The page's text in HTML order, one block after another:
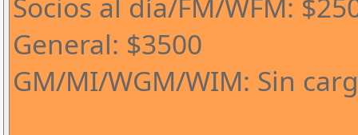
General: $3500
GM/MI/WGM/WIM: Sin